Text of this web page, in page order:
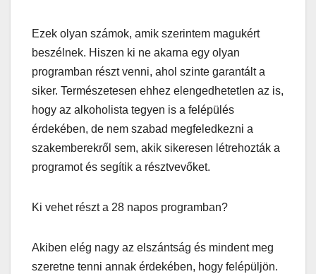
Ezek olyan számok, amik szerintem magukért
beszélnek. Hiszen ki ne akarna egy olyan
programban részt venni, ahol szinte garantált a
siker. Természetesen ehhez elengedhetetlen az is,
hogy az alkoholista tegyen is a felépülés
érdekében, de nem szabad megfeledkezni a
szakemberekről sem, akik sikeresen létrehozták a
programot és segítik a résztvevőket.
Ki vehet részt a 28 napos programban?
Akiben elég nagy az elszántság és mindent meg
szeretne tenni annak érdekében, hogy felépüljön.